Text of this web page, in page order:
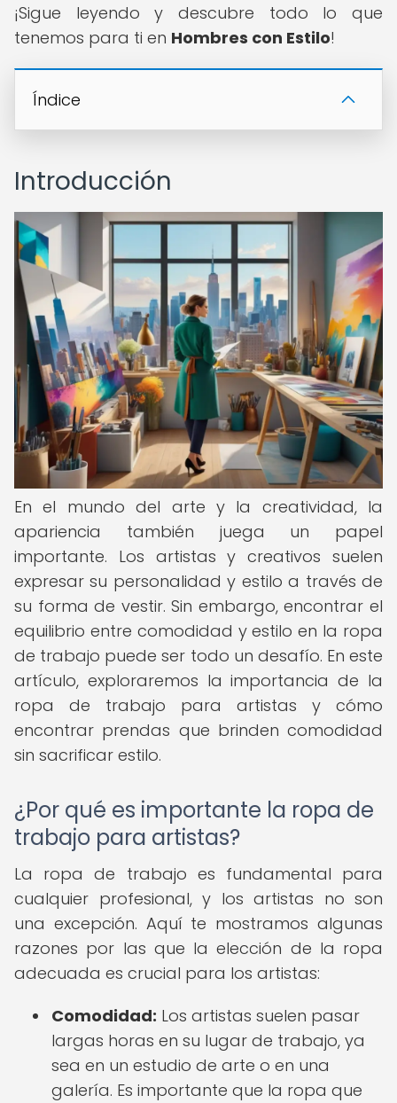
¡Sigue leyendo y descubre todo lo que
tenemos para ti en Hombres con Estilo!
Índice
Introducción
En el mundo del arte y la creatividad, la
apariencia también juega un papel
importante. Los artistas y creativos suelen
expresar su personalidad y estilo a través de
su forma de vestir. Sin embargo, encontrar el
equilibrio entre comodidad y estilo en la ropa
de trabajo puede ser todo un desafío. En este
artículo, exploraremos la importancia de la
ropa de trabajo para artistas y cómo
encontrar prendas que brinden comodidad
sin sacrificar estilo.
¿Por qué es importante la ropa de
trabajo para artistas?
La ropa de trabajo es fundamental para
cualquier profesional, y los artistas no son
una excepción. Aquí te mostramos algunas
razones por las que la elección de la ropa
adecuada es crucial para los artistas:
Comodidad: Los artistas suelen pasar
largas horas en su lugar de trabajo, ya
sea en un estudio de arte o en una
galería. Es importante que la ropa que